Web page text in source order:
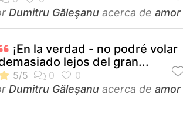
Dumitru Găleşanu acerca de amor
¡En la verdad - no podré volar
lejos del gran...
Dumitru Găleşanu acerca de amor